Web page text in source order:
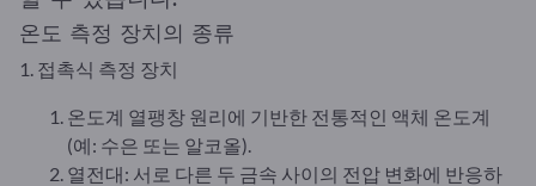
온도 측정 장치의 종류
1. 접촉식 측정 장치
온도계 열팽창 원리에 기반한 전통적인 액체 온도계
(예: 수은 또는 알코올).
열전대: 서로 다른 두 금속 사이의 전압 변화에 반응하